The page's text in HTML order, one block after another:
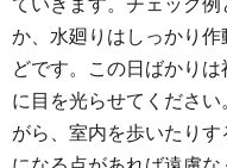
ていきます。チェック
か、水廻りはしっかり
どです。この日ばかり
に目を光らせてくださ
がら、室内を歩いたり